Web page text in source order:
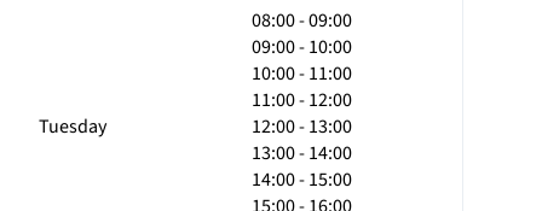
Tuesday
08:00 - 09:00
09:00 - 10:00
10:00 - 11:00
11:00 - 12:00
12:00 - 13:00
13:00 - 14:00
14:00 - 15:00